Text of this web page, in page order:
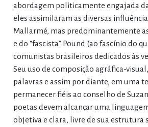
abordagem politicamente engajada
eles assimilaram as diversas
Mallarmé, mas predominantemente
e do “fascista” Pound (ao fascínio do
comunistas brasileiros dedicados às
Seu uso de composição agráfica-
palavras e assim por diante, em uma
permanecer fiéis ao conselho de
poetas devem alcançar uma
objetiva e clara, livre de sua estrutura